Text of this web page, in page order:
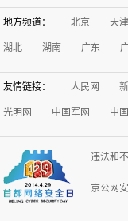
地方频道： 北京 天津
湖北 湖南 广东
友情链接： 人民网
光明网 中国军网 中
违法和
京公网